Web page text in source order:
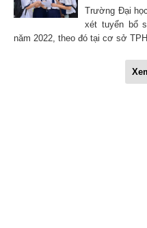
Trường Đại
xét tuyển bổ
năm 2022, theo đó tại cơ sở